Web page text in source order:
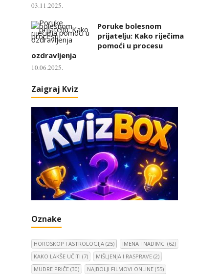
03.11.2025.
Poruke bolesnom
prijatelju: Kako riječima
pomoći u procesu
ozdravljenja
10.06.2025.
Zaigraj Kviz
Oznake
HOROSKOP I ASTROLOGIJA (25) IMENA I NADIMCI (62)
KAKO LAKŠE UČITI (7) MIŠLJENJA I RASPRAVE (2)
MUDRE PRIČE (30) NAJBOLJI FILMOVI ONLINE (55)